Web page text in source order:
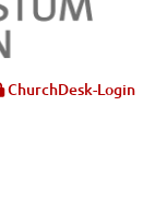
ChurchDesk-Login